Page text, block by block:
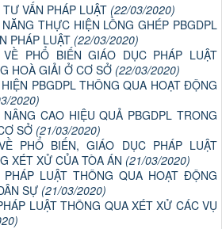
VẤN PHÁP LUẬT (22/03/2020)
THỰC HIỆN LỒNG GHÉP PBGDPL
PHÁP LUẬT (22/03/2020)
PHỔ BIẾN GIÁO DỤC PHÁP LUẬT
HOÀ GIẢI Ở CƠ SỞ (22/03/2020)
PBGDPL THÔNG QUA HOẠT ĐỘNG
2020)
CAO HIỆU QUẢ PBGDPL TRONG
SỞ (21/03/2020)
PHỔ BIẾN, GIÁO DỤC PHÁP LUẬT
XÉT XỬ CỦA TÒA ÁN (21/03/2020)
LUẬT THÔNG QUA HOẠT ĐỘNG
SỰ (21/03/2020)
LUẬT THÔNG QUA XÉT XỬ CÁC VỤ